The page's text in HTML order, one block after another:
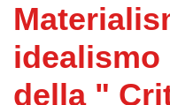
della "